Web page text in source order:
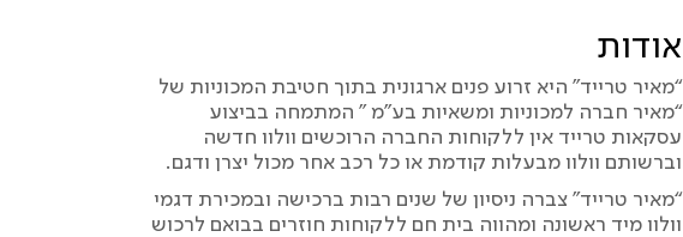
אודות
“מאיר טרייד” היא זרוע פנים ארגונית בתוך חטיבת המכוניות של
“מאיר חברה למכוניות ומשאיות בע”מ ” המתמחה בביצוע
עסקאות טרייד אין ללקוחות החברה הרוכשים וולוו חדשה
וברשותם וולוו מבעלות קודמת או כל רכב אחר מכול יצרן ודגם.
“מאיר טרייד” צברה ניסיון של שנים רבות ברכישה ובמכירת דגמי
וולוו מיד ראשונה ומהווה בית חם ללקוחות חוזרים בבואם לרכוש